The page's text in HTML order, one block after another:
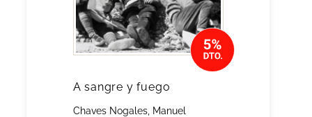
A sangre y fuego
Chaves Nogales, Manuel